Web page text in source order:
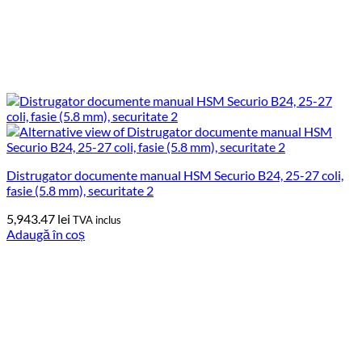
Distrugator documente manual HSM Securio B24, 25-27 coli,
fasie (5.8 mm), securitate 2
5,943.47 lei TVA inclus
Adaugă în coș